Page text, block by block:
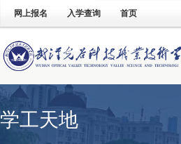
网上报名 入学查询 首页
学工天地